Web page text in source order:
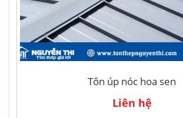
Tôn úp nóc hoa sen
Liên hệ